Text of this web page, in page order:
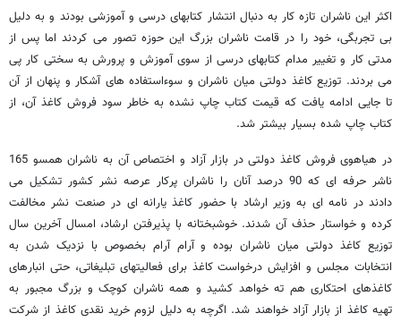
اکثر این ناشران تازه کار به دنبال انتشار کتابهای درسی و آموزشی بودند و به دلیل
بی تجربگی، خود را در قامت ناشران بزرگ این حوزه تصور می کردند اما پس از
مدتی کار و تغییر مدام کتابهای درسی از سوی آموزش و پرورش به سختی کار پی
می بردند. توزیع کاغذ دولتی میان ناشران و سوءاستفاده های آشکار و پنهان از آن
تا جایی ادامه یافت که قیمت کتاب چاپ نشده به خاطر سود فروش کاغذ آن، از
کتاب چاپ شده بسیار بیشتر شد.
در هیاهوی فروش کاغذ دولتی در بازار آزاد و اختصاص آن به ناشران همسو 165
ناشر حرفه ای که 90 درصد آنان را ناشران پرکار عرصه نشر کشور تشکیل می
دادند در نامه ای به وزیر ارشاد با حضور کاغذ یارانه ای در صنعت نشر مخالفت
کرده و خواستار حذف آن شدند. خوشبختانه با پذیرفتن ارشاد، امسال آخرین سال
توزیع کاغذ دولتی میان ناشران بوده و آرام آرام بخصوص با نزدیک شدن به
انتخابات مجلس و افزایش درخواست کاغذ برای فعالیتهای تبلیغاتی، حتی انبارهای
کاغذهای احتکاری هم ته خواهد کشید و همه ناشران کوچک و بزرگ مجبور به
تهیه کاغذ از بازار آزاد خواهند شد. اگرچه به دلیل لزوم خرید نقدی کاغذ از شرکت